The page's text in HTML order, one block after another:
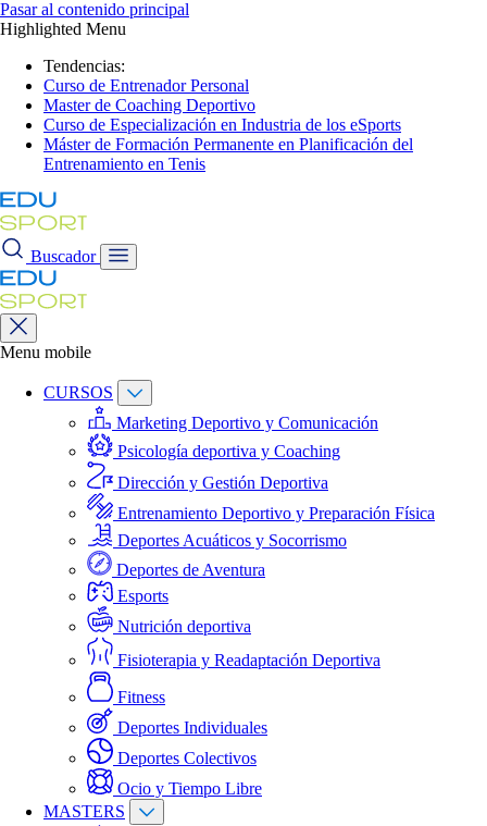
Pasar al contenido principal
Highlighted Menu
Tendencias:
Curso de Entrenador Personal
Master de Coaching Deportivo
Curso de Especialización en Industria de los eSports
Máster de Formación Permanente en Planificación del
Entrenamiento en Tenis
Buscador
Menu mobile
CURSOS
Marketing Deportivo y Comunicación
Psicología deportiva y Coaching
Dirección y Gestión Deportiva
Entrenamiento Deportivo y Preparación Física
Deportes Acuáticos y Socorrismo
Deportes de Aventura
Esports
Nutrición deportiva
Fisioterapia y Readaptación Deportiva
Fitness
Deportes Individuales
Deportes Colectivos
Ocio y Tiempo Libre
MASTERS